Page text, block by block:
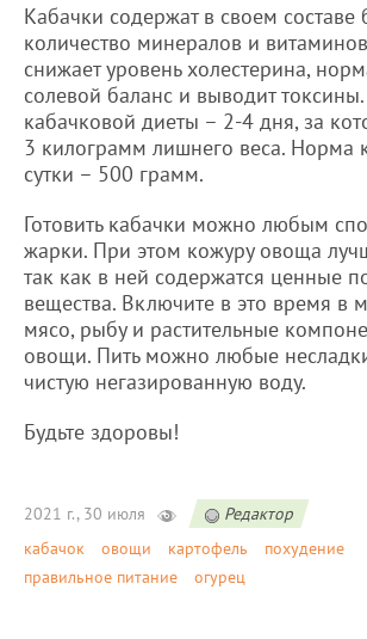
Кабачки содержат в своем составе
количество минералов и
снижает уровень холестерина,
солевой баланс и выводит токсины.
кабачковой диеты – 2-4 дня, за
3 килограмм лишнего веса. Норма
сутки – 500 грамм.
Готовить кабачки можно любым
жарки. При этом кожуру овоща
так как в ней содержатся ценные
вещества. Включите в это время в
мясо, рыбу и растительные
овощи. Пить можно любые
чистую негазированную воду.
Будьте здоровы!
2021 г., 30 июля
Редактор
кабачок
овощи картофель
похудение
правильное питание
огурец